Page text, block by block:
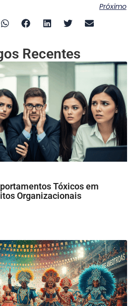
Próximo
Recentes
Tóxicos em
Organizacionais